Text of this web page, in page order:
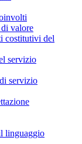
valore
costitutivi del
servizio
servizio
linguaggio